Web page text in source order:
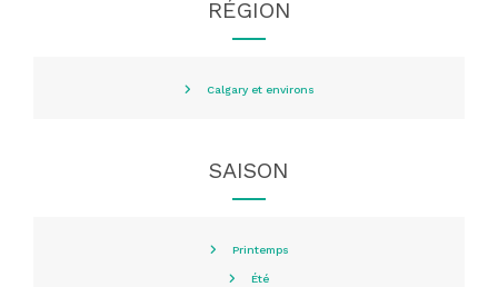
RÉGION
Calgary et environs
SAISON
Printemps
Été